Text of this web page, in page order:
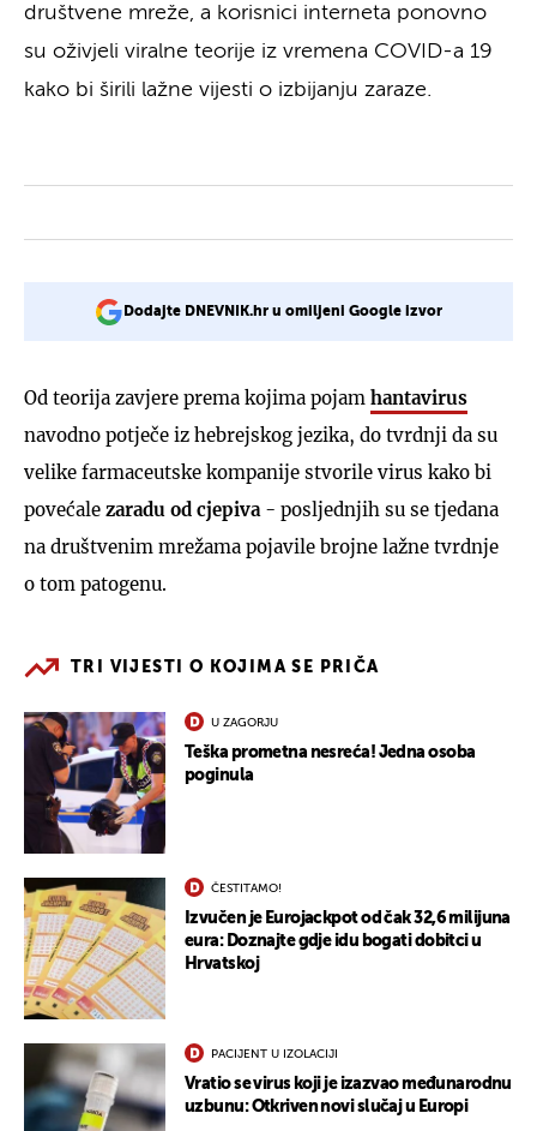
društvene mreže, a korisnici interneta ponovno
su oživjeli viralne teorije iz vremena COVID-a 19
kako bi širili lažne vijesti o izbijanju zaraze.
Dodajte DNEVNIK.hr u omiljeni Google izvor
Od teorija zavjere prema kojima pojam hantavirus
navodno potječe iz hebrejskog jezika, do tvrdnji da su
velike farmaceutske kompanije stvorile virus kako bi
povećale zaradu od cjepiva - posljednjih su se tjedana
na društvenim mrežama pojavile brojne lažne tvrdnje
o tom patogenu.
TRI VIJESTI O KOJIMA SE PRIČA
U ZAGORJU
Teška prometna nesreća! Jedna osoba
poginula
ČESTITAMO!
Izvučen je Eurojackpot od čak 32,6 milijuna
eura: Doznajte gdje idu bogati dobitci u
Hrvatskoj
PACIJENT U IZOLACIJI
Vratio se virus koji je izazvao međunarodnu
uzbunu: Otkriven novi slučaj u Europi